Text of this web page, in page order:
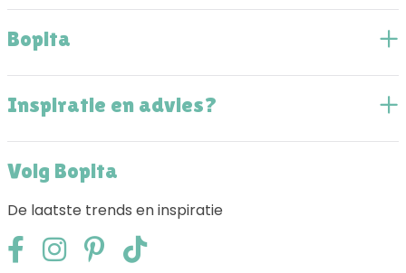
Bopita
Inspiratie en advies?
Volg Bopita
De laatste trends en inspiratie